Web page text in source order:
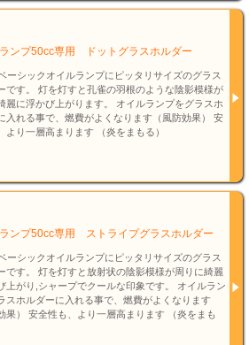
ンプ50cc専用 ドットグラスホルダー
ーシックオイルランプにピッタリサイズのグラス
です。 灯を灯すと孔雀の羽根のような陰影模様が
麗に浮かび上がります。 オイルランプをグラスホ
入れる事で、燃費がよくなります（風防効果） 安
より一層高まります （炎をまもる）
ンプ50cc専用 ストライプグラスホルダー
ーシックオイルランプにピッタリサイズのグラス
です。 灯を灯すと放射状の陰影模様が周りに綺麗
上がり,シャープでクールな印象です。 オイルラン
スホルダーに入れる事で、燃費がよくなります
果） 安全性も、より一層高まります （炎をまも